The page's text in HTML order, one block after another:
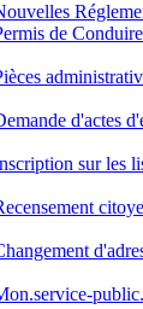
de Conduire
d'actes
sur les